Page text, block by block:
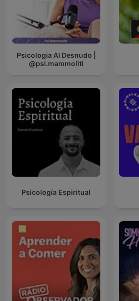
Psicologia Al Desnudo |
@psi.mammoliti
Psicología Espiritual